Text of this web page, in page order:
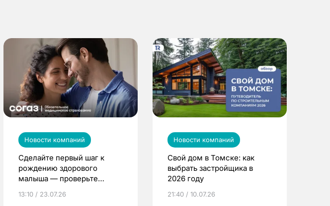
Новости компаний
Сделайте первый шаг к
рождению здорового
малыша — проверьте
по ОМС!
13:10 / 23.07.26
Новости компаний
Свой дом в Томске: как
выбрать застройщика в
2026 году
21:40 / 10.07.26